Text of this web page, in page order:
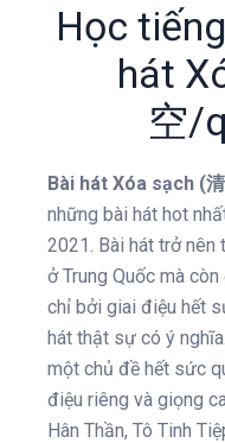
Học
hát
空/
Bài hát Xóa sạch (
những bài hát hot
2021. Bài hát trở nên
ở Trung Quốc mà
chỉ bởi giai điệu hết
hát thật sự có ý
một chủ đề hết sức
điệu riêng và giọng
Hân Thần, Tô Tinh